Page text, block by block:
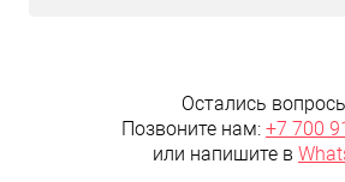
Остались
Позвоните нам: +7 700
или напишите в